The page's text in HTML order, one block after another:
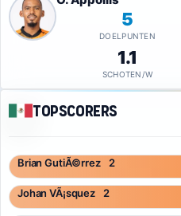
5
DOELPUNTEN
1.1
SCHOTEN/W
Topscorers
Brian GutiÃ©rrez 2
Johan VÃ¡squez 2